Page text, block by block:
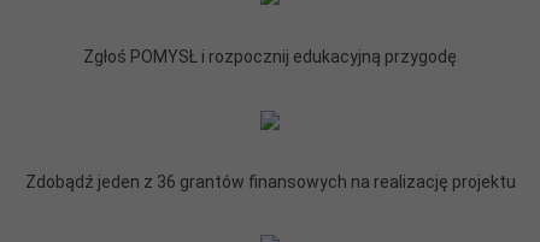
Zgłoś POMYSŁ i rozpocznij edukacyjną przygodę
Zdobądź jeden z 36 grantów finansowych na realizację projektu